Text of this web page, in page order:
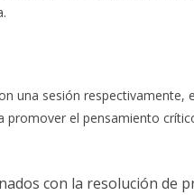
una sesión respectivamente,
el pensamiento
con la resolución de